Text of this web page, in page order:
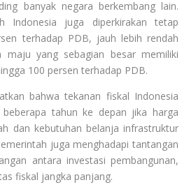
banyak negara berkembang lain.
Indonesia juga diperkirakan tetap
terhadap PDB, jauh lebih rendah
maju yang sebagian besar memiliki
100 persen terhadap PDB.
bahwa tekanan fiskal Indonesia
tahun ke depan jika harga
dan kebutuhan belanja infrastruktur
juga menghadapi tantangan
antara investasi pembangunan,
fiskal jangka panjang.